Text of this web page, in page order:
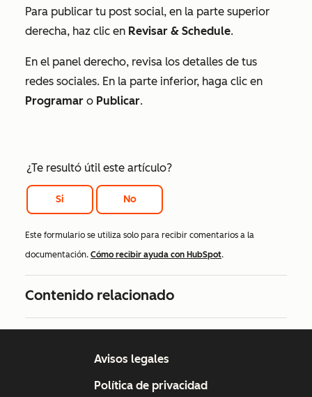
Para publicar tu post social, en la parte superior
derecha, haz clic en Revisar & Schedule.
En el panel derecho, revisa los detalles de tus
redes sociales. En la parte inferior, haga clic en
Programar o Publicar.
¿Te resultó útil este artículo?
Si No
Este formulario se utiliza solo para recibir comentarios a la
documentación. Cómo recibir ayuda con HubSpot.
Contenido relacionado
Avisos legales
Política de privacidad